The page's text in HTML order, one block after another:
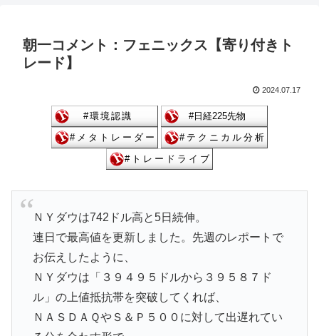
朝一コメント：フェニックス【寄り付きト
レード】
2024.07.17
ＮＹダウは742ドル高と5日続伸。
連日で最高値を更新しました。先週のレポートで
お伝えしたように、
ＮＹダウは「３９４９５ドルから３９５８７ド
ル」の上値抵抗帯を突破してくれば、
ＮＡＳＤＡＱやＳ＆Ｐ５００に対して出遅れてい